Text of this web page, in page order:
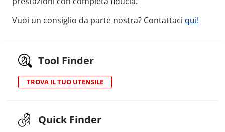
Vuoi un consiglio da parte nostra? Contattaci qui!
Tool Finder
TROVA IL TUO UTENSILE
Quick Finder